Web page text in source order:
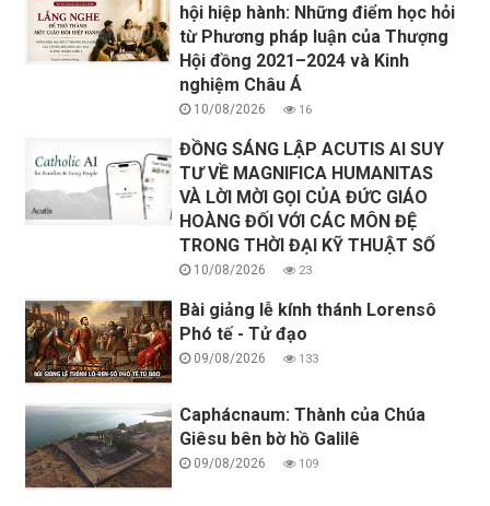
hội hiệp hành: Những điểm học hỏi
từ Phương pháp luận của Thượng
Hội đồng 2021–2024 và Kinh
nghiệm Châu Á
10/08/2026 16
ĐỒNG SÁNG LẬP ACUTIS AI SUY
TƯ VỀ MAGNIFICA HUMANITAS
VÀ LỜI MỜI GỌI CỦA ĐỨC GIÁO
HOÀNG ĐỐI VỚI CÁC MÔN ĐỆ
TRONG THỜI ĐẠI KỸ THUẬT SỐ
10/08/2026 23
Bài giảng lễ kính thánh Lorensô
Phó tế - Tử đạo
09/08/2026 133
Caphácnaum: Thành của Chúa
Giêsu bên bờ hồ Galilê
09/08/2026 109